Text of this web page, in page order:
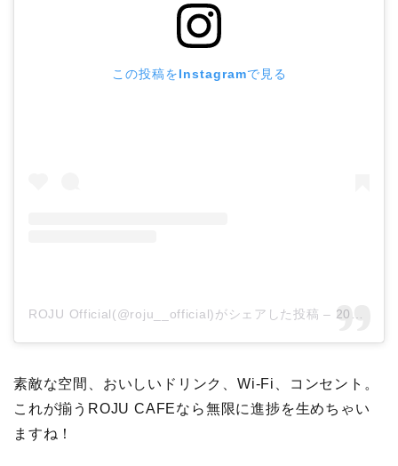
この投稿をInstagramで見る
ROJU Official(@roju__official)がシェアした投稿 – 2019年12月月1日午後11時17分PST
素敵な空間、おいしいドリンク、Wi-Fi、コンセント。
これが揃うROJU CAFEなら無限に進捗を生めちゃい
ますね！